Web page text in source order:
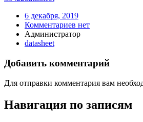
6 декабря, 2019
Комментариев нет
Администратор
datasheet
Добавить комментарий
Для отправки комментария вам
Навигация по записям